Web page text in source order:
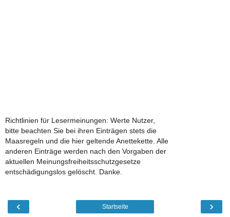
Richtlinien für Lesermeinungen: Werte Nutzer,
bitte beachten Sie bei ihren Einträgen stets die
Maasregeln und die hier geltende Anettekette. Alle
anderen Einträge werden nach den Vorgaben der
aktuellen Meinungsfreiheitsschutzgesetze
entschädigungslos gelöscht. Danke.
‹ ›
Startseite